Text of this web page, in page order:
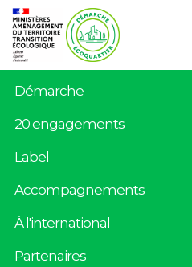
Démarche
20 engagements
Label
Accompagnements
À l'international
Partenaires